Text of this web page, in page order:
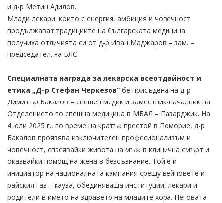
и д-р Метин Адилов.
Млади лекари, които с енергия, амбиция и човечност
продължават традициите на българската медицина
получиха отличията си от д-р Иван Маджаров – зам. –
председател. на БЛС
Специалната награда за лекарска всеотдайност и
етика „Д-р Стефан Черкезов“ бе присъдена на д-р
Димитър Бакалов – спешен медик и заместник-началник на
Отделението по спешна медицина в МБАЛ – Пазарджик. На
4 юли 2025 г., по време на кратък престой в Поморие, д-р
Бакалов проявява изключителен професионализъм и
човечност, спасявайки живота на мъж в клинична смърт и
оказвайки помощ на жена в безсъзнание. Той е и
инициатор на националната кампания срещу вейповете и
райския газ – кауза, обединяваща институции, лекари и
родители в името на здравето на младите хора. Неговата